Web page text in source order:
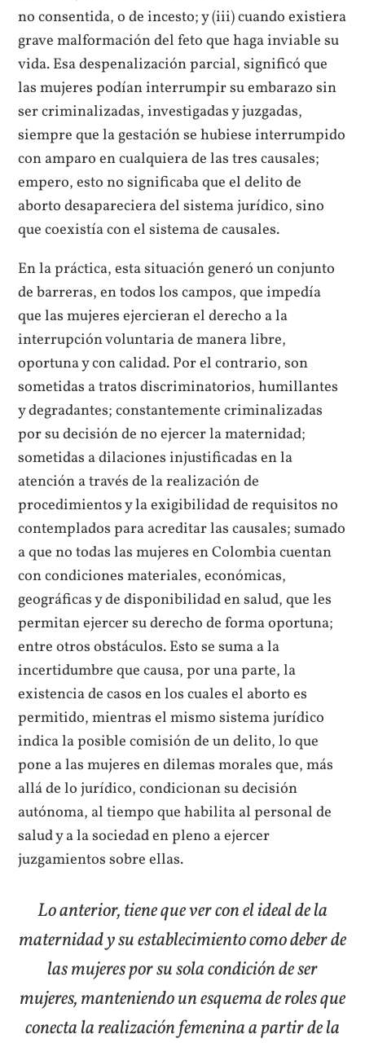
no consentida, o de incesto; y (iii) cuando existiera
grave malformación del feto que haga inviable su
vida. Esa despenalización parcial, significó que
las mujeres podían interrumpir su embarazo sin
ser criminalizadas, investigadas y juzgadas,
siempre que la gestación se hubiese interrumpido
con amparo en cualquiera de las tres causales;
empero, esto no significaba que el delito de
aborto desapareciera del sistema jurídico, sino
que coexistía con el sistema de causales.
En la práctica, esta situación generó un conjunto
de barreras, en todos los campos, que impedía
que las mujeres ejercieran el derecho a la
interrupción voluntaria de manera libre,
oportuna y con calidad. Por el contrario, son
sometidas a tratos discriminatorios, humillantes
y degradantes; constantemente criminalizadas
por su decisión de no ejercer la maternidad;
sometidas a dilaciones injustificadas en la
atención a través de la realización de
procedimientos y la exigibilidad de requisitos no
contemplados para acreditar las causales; sumado
a que no todas las mujeres en Colombia cuentan
con condiciones materiales, económicas,
geográficas y de disponibilidad en salud, que les
permitan ejercer su derecho de forma oportuna;
entre otros obstáculos. Esto se suma a la
incertidumbre que causa, por una parte, la
existencia de casos en los cuales el aborto es
permitido, mientras el mismo sistema jurídico
indica la posible comisión de un delito, lo que
pone a las mujeres en dilemas morales que, más
allá de lo jurídico, condicionan su decisión
autónoma, al tiempo que habilita al personal de
salud y a la sociedad en pleno a ejercer
juzgamientos sobre ellas.
Lo anterior, tiene que ver con el ideal de la
maternidad y su establecimiento como deber de
las mujeres por su sola condición de ser
mujeres, manteniendo un esquema de roles que
conecta la realización femenina a partir de la